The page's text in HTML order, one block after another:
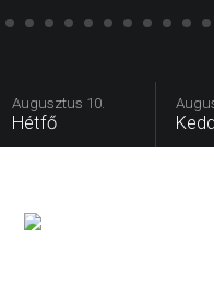
Augusztus 10.
Hétfő Kedd